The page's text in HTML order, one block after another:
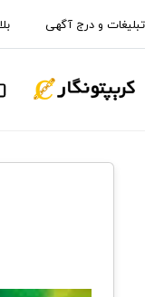
تبلیغات و درج آگهی